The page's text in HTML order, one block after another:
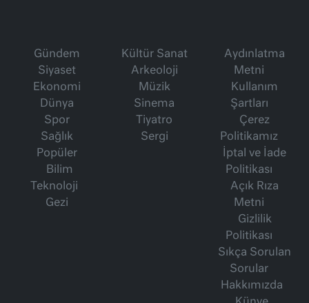
Gündem
Siyaset
Ekonomi
Dünya
Spor
Sağlık
Popüler
Bilim
Teknoloji
Gezi
Kültür Sanat
Arkeoloji
Müzik
Sinema
Tiyatro
Sergi
Aydınlatma
Metni
Kullanım
Şartları
Çerez
Politikamız
İptal ve İade
Politikası
Açık Rıza
Metni
Gizlilik
Politikası
Sıkça Sorulan
Sorular
Hakkımızda